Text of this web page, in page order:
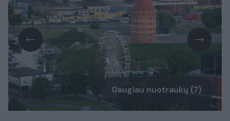
Daugiau nuotraukų (7)